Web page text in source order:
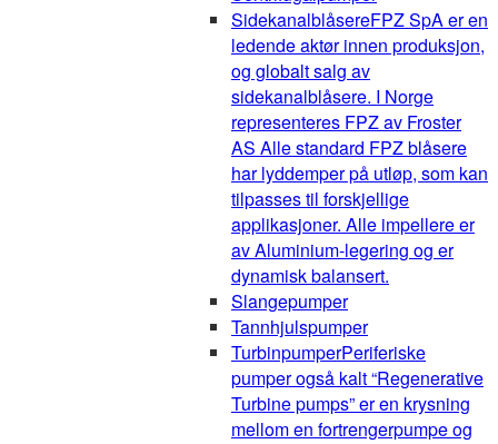
SidekanalblåsereFPZ SpA er en
ledende aktør innen produksjon,
og globalt salg av
sidekanalblåsere. I Norge
representeres FPZ av Froster
AS Alle standard FPZ blåsere
har lyddemper på utløp, som kan
tilpasses til forskjellige
applikasjoner. Alle impellere er
av Aluminium-legering og er
dynamisk balansert.
Slangepumper
Tannhjulspumper
TurbinpumperPeriferiske
pumper også kalt “Regenerative
Turbine pumps” er en krysning
mellom en fortrengerpumpe og